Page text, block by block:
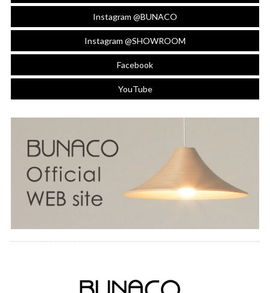
Instagram @BUNACO
Instagram @SHOWROOM
Facebook
YouTube